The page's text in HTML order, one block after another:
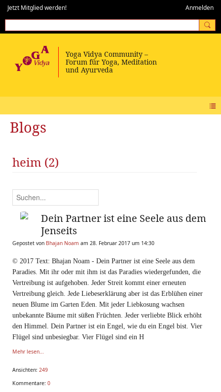
Jetzt Mitglied werden! Anmelden
Blogs
heim (2)
Dein Partner ist eine Seele aus dem
Jenseits
Gepostet von Bhajan Noam am 28. Februar 2017 um 14:30
© 2017 Text: Bhajan Noam - Dein Partner ist eine Seele aus dem
Paradies. Mit ihr oder mit ihm ist das Paradies wiedergefunden, die
Vertreibung ist aufgehoben. Jeder Streit kommt einer erneuten
Vertreibung gleich. Jede Liebeserklärung aber ist das Erblühen einer
neuen Blume im Garten Eden. Mit jeder Liebkosung wachsen
unbekannte Bäume mit süßen Früchten. Jeder verliebte Blick erhöht
den Himmel. Dein Partner ist ein Engel, wie du ein Engel bist. Vier
Flügel sind unbesiegbar. Vier Flügel sind ein H
Mehr lesen...
Ansichten: 249
Kommentare: 0